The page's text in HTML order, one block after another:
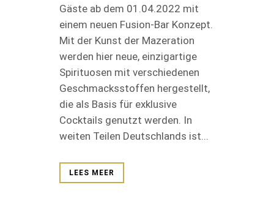
Gäste ab dem 01.04.2022 mit
einem neuen Fusion-Bar Konzept.
Mit der Kunst der Mazeration
werden hier neue, einzigartige
Spirituosen mit verschiedenen
Geschmacksstoffen hergestellt,
die als Basis für exklusive
Cocktails genutzt werden. In
weiten Teilen Deutschlands ist...
LEES MEER